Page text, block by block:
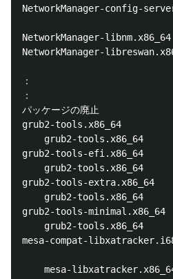
NetworkManager-config-
NetworkManager-
NetworkManager-
：
：
パッケージの廃止
grub2-tools.x86_64
grub2-tools.x86_64
grub2-tools-efi.x86_64
grub2-tools.x86_64
grub2-tools-extra.x86_64
grub2-tools.x86_64
grub2-tools-
grub2-tools.x86_64
mesa-compat-
mesa-